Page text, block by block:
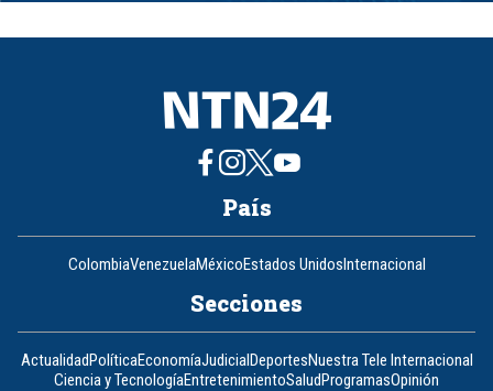
8
País
ColombiaVenezuelaMéxicoEstados UnidosInternacional
Secciones
ActualidadPolíticaEconomíaJudicialDeportesNuestra Tele Internacional
Ciencia y TecnologíaEntretenimientoSaludProgramasOpinión